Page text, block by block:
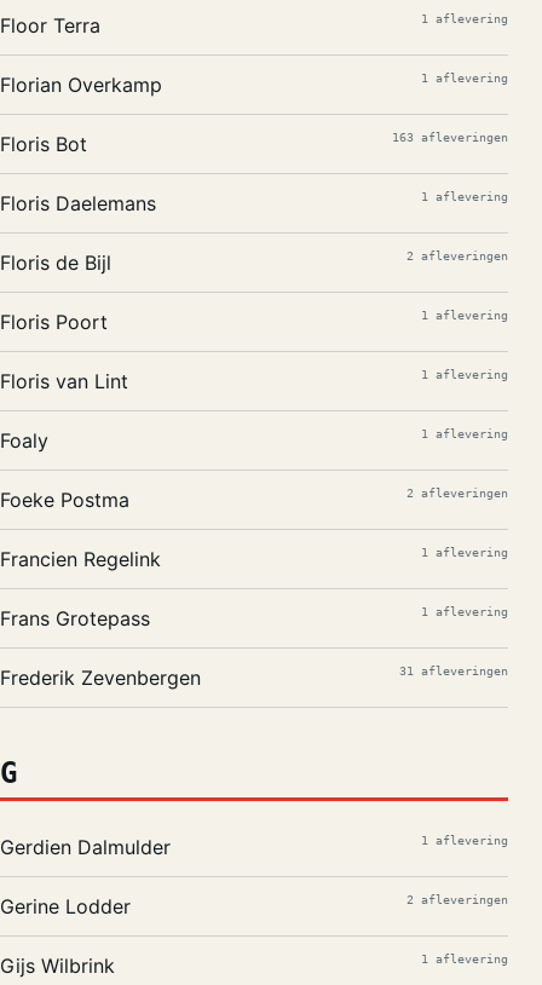
Floor Terra 1 aflevering
Florian Overkamp 1 aflevering
Floris Bot 163 afleveringen
Floris Daelemans 1 aflevering
Floris de Bijl 2 afleveringen
Floris Poort 1 aflevering
Floris van Lint 1 aflevering
Foaly 1 aflevering
Foeke Postma 2 afleveringen
Francien Regelink 1 aflevering
Frans Grotepass 1 aflevering
Frederik Zevenbergen 31 afleveringen
G
Gerdien Dalmulder 1 aflevering
Gerine Lodder 2 afleveringen
Gijs Wilbrink 1 aflevering